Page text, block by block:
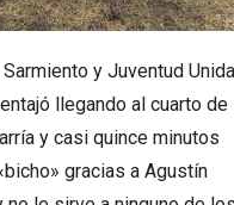
y Juventud Unida
llegando al cuarto de
y casi quince minutos
gracias a Agustín